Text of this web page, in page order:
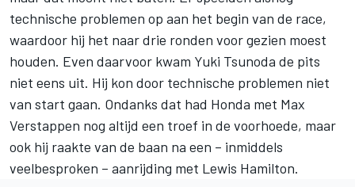
technische problemen op aan het begin van de race,
waardoor hij het naar drie ronden voor gezien moest
houden. Even daarvoor kwam Yuki Tsunoda de pits
niet eens uit. Hij kon door technische problemen niet
van start gaan. Ondanks dat had Honda met Max
Verstappen nog altijd een troef in de voorhoede, maar
ook hij raakte van de baan na een – inmiddels
veelbesproken – aanrijding met Lewis Hamilton.